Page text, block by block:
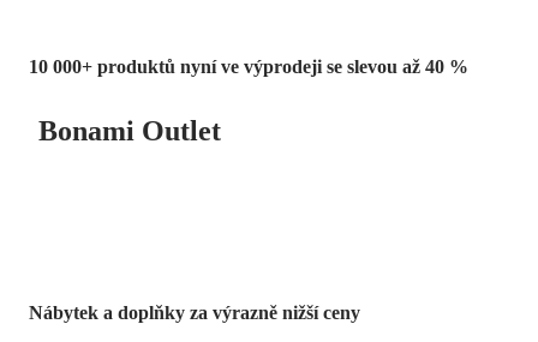
10 000+ produktů nyní ve výprodeji se slevou až 40 %
Bonami Outlet
Nábytek a doplňky za výrazně nižší ceny